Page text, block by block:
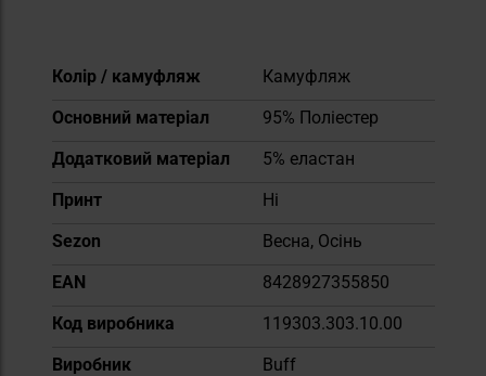
Докладніше
Колір / камуфляж
Камуфляж
Основний матеріал
95% Поліестер
Додатковий матеріал
5% еластан
Принт
Ні
Sezon
Весна, Осінь
EAN
8428927355850
Код виробника
119303.303.10.00
Виробник
Buff